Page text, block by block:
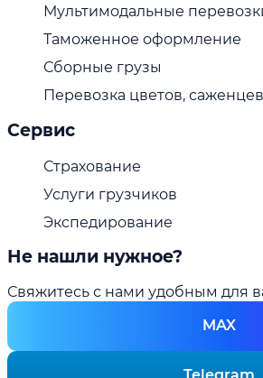
Мультимодальные
Таможенное оформление
Сборные грузы
Перевозка цветов,
Сервис
Страхование
Услуги грузчиков
Экспедирование
Не нашли нужное?
Свяжитесь с нами удобным для
MAX